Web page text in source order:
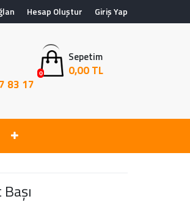
Giriş Yap
Hesap Oluştur
83 17
0
Sepetim
0,00 TL